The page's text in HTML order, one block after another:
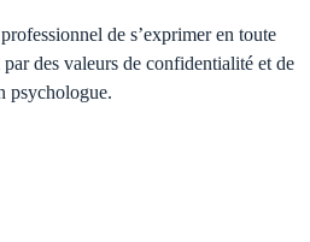
de s’exprimer en toute
des valeurs de confidentialité et de
psychologue.